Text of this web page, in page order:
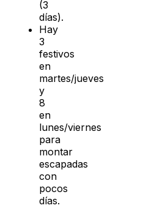
(3
días).
Hay
3
festivos
en
martes/jueves
y
8
en
lunes/viernes
para
montar
escapadas
con
pocos
días.